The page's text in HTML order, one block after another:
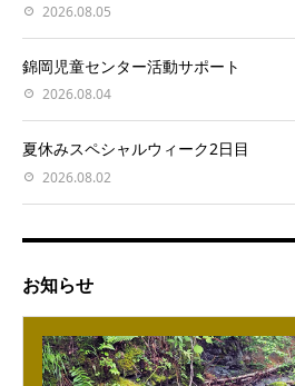
2026.08.05
錦岡児童センター活動サポート
2026.08.04
夏休みスペシャルウィーク2日目
2026.08.02
お知らせ